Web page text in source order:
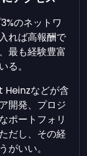
のネットワ
れば高報酬で
最も経験豊富
。
Heinzなどが含
開発、プロジ
ポートフォリ
だし、その経
いい。